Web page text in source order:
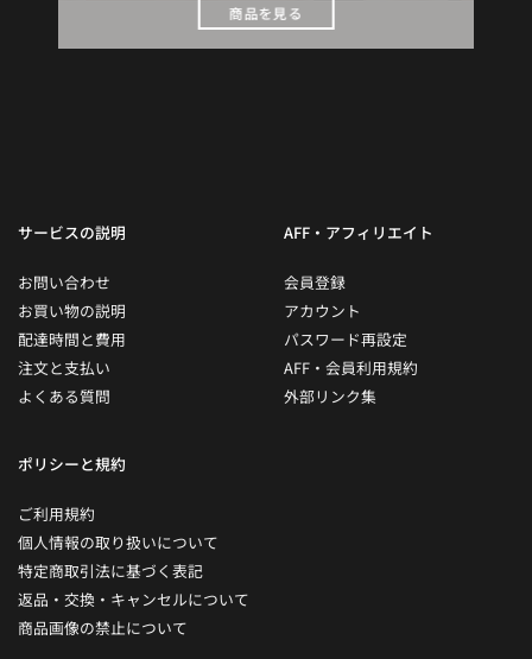
商品を見る
サービスの説明
お問い合わせ
お買い物の説明
配達時間と費用
注文と支払い
よくある質問
AFF・アフィリエイト
会員登録
アカウント
パスワード再設定
AFF・会員利用規約
外部リンク集
ポリシーと規約
ご利用規約
個人情報の取り扱いについて
特定商取引法に基づく表記
返品・交換・キャンセルについて
商品画像の禁止について